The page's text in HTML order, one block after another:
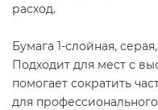
расход.
Бумага 1-слойная,
Подходит для мест с
помогает сократить
для